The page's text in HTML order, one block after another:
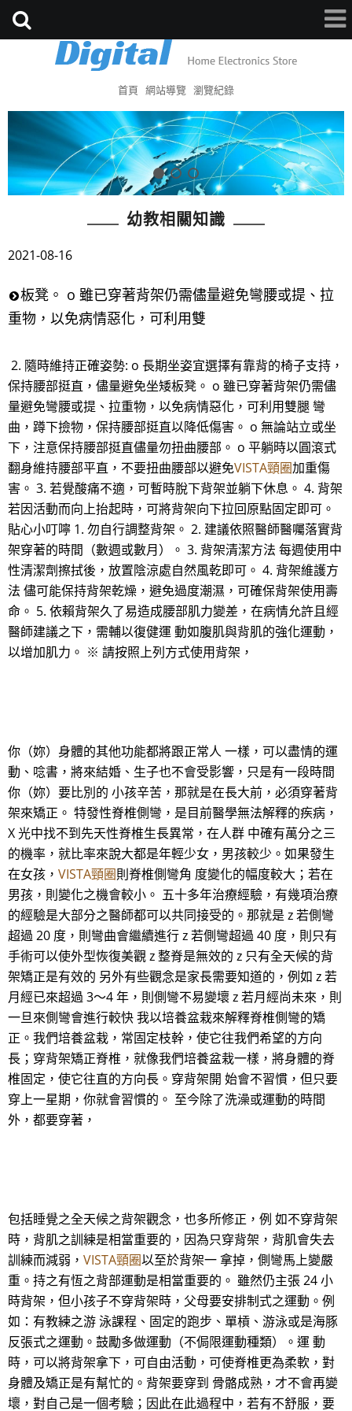
首頁 網站導覽 瀏覽紀錄
幼教相關知識
2021-08-16
板凳。 o 雖已穿著背架仍需儘量避免彎腰或提、拉
重物，以免病情惡化，可利用雙
2. 隨時維持正確姿勢: o 長期坐姿宜選擇有靠背的椅子支持，
保持腰部挺直，儘量避免坐矮板凳。 o 雖已穿著背架仍需儘
量避免彎腰或提、拉重物，以免病情惡化，可利用雙腿 彎
曲，蹲下撿物，保持腰部挺直以降低傷害。 o 無論站立或坐
下，注意保持腰部挺直儘量勿扭曲腰部。 o 平躺時以圓滾式
翻身維持腰部平直，不要扭曲腰部以避免VISTA頸圈加重傷
害。 3. 若覺酸痛不適，可暫時脫下背架並躺下休息。 4. 背架
若因活動而向上抬起時，可將背架向下拉回原點固定即可。
貼心小叮嚀 1. 勿自行調整背架。 2. 建議依照醫師醫囑落實背
架穿著的時間（數週或數月）。 3. 背架清潔方法 每週使用中
性清潔劑擦拭後，放置陰涼處自然風乾即可。 4. 背架維護方
法 儘可能保持背架乾燥，避免過度潮濕，可確保背架使用壽
命。 5. 依賴背架久了易造成腰部肌力變差，在病情允許且經
醫師建議之下，需輔以復健運 動如腹肌與背肌的強化運動，
以增加肌力。 ※ 請按照上列方式使用背架，
你（妳）身體的其他功能都將跟正常人 一樣，可以盡情的運
動、唸書，將來結婚、生子也不會受影響，只是有一段時間
你（妳）要比別的 小孩辛苦，那就是在長大前，必須穿著背
架來矯正。 特發性脊椎側彎，是目前醫學無法解釋的疾病，
X 光中找不到先天性脊椎生長異常，在人群 中確有萬分之三
的機率，就比率來說大都是年輕少女，男孩較少。如果發生
在女孩， VISTA頸圈則脊椎側彎角 度變化的幅度較大；若在
男孩，則變化之機會較小。 五十多年治療經驗，有幾項治療
的經驗是大部分之醫師都可以共同接受的。那就是 z 若側彎
超過 20 度，則彎曲會繼續進行 z 若側彎超過 40 度，則只有
手術可以使外型恢復美觀 z 整脊是無效的 z 只有全天候的背
架矯正是有效的 另外有些觀念是家長需要知道的，例如 z 若
月經已來超過 3～4 年，則側彎不易變壞 z 若月經尚未來，則
一旦來側彎會進行較快 我以培養盆栽來解釋脊椎側彎的矯
正。我們培養盆栽，常固定枝幹，使它往我們希望的方向
長；穿背架矯正脊椎，就像我們培養盆栽一樣，將身體的脊
椎固定，使它往直的方向長。穿背架開 始會不習慣，但只要
穿上一星期，你就會習慣的。 至今除了洗澡或運動的時間
外，都要穿著，
包括睡覺之全天候之背架觀念，也多所修正，例 如不穿背架
時，背肌之訓練是相當重要的，因為只穿背架，背肌會失去
訓練而減弱， VISTA頸圈以至於背架一 拿掉，側彎馬上變嚴
重。持之有恆之背部運動是相當重要的。 雖然仍主張 24 小
時背架，但小孩子不穿背架時，父母要安排制式之運動。例
如：有教練之游 泳課程、固定的跑步、單槓、游泳或是海豚
反張式之運動。鼓勵多做運動（不侷限運動種類）。運 動
時，可以將背架拿下，可自由活動，可使脊椎更為柔軟，對
身體及矯正是有幫忙的。背架要穿到 骨骼成熟，才不會再變
壞，對自己是一個考驗；因此在此過程中，若有不舒服，要